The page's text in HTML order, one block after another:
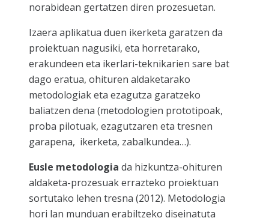
norabidean gertatzen diren prozesuetan.
Izaera aplikatua duen ikerketa garatzen da
proiektuan nagusiki, eta horretarako,
erakundeen eta ikerlari-teknikarien sare bat
dago eratua, ohituren aldaketarako
metodologiak eta ezagutza garatzeko
baliatzen dena (metodologien prototipoak,
proba pilotuak, ezagutzaren eta tresnen
garapena, ikerketa, zabalkundea…).
Eusle metodologia da hizkuntza-ohituren
aldaketa-prozesuak errazteko proiektuan
sortutako lehen tresna (2012). Metodologia
hori lan munduan erabiltzeko diseinatuta